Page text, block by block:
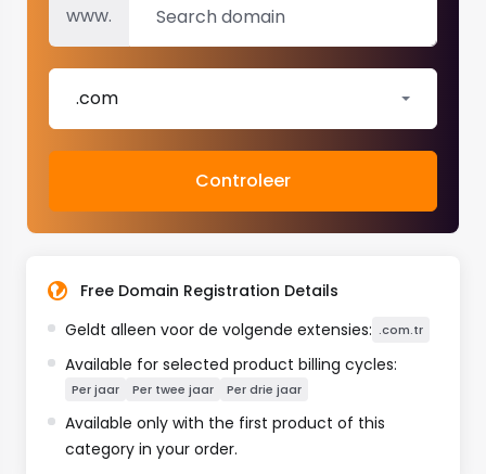
www.
.com
Controleer
Free Domain Registration Details
Geldt alleen voor de volgende extensies: .com.tr
Available for selected product billing cycles:
Per jaar Per twee jaar Per drie jaar
Available only with the first product of this
category in your order.